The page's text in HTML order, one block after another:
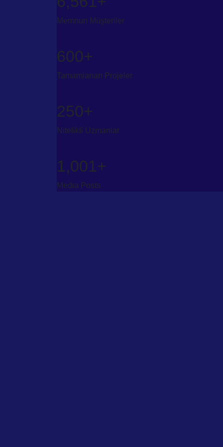
Memnun Müşteriler
600+
Tamamlanan Projeler
250+
Nitelikli Uzmanlar
1,001+
Media Posts